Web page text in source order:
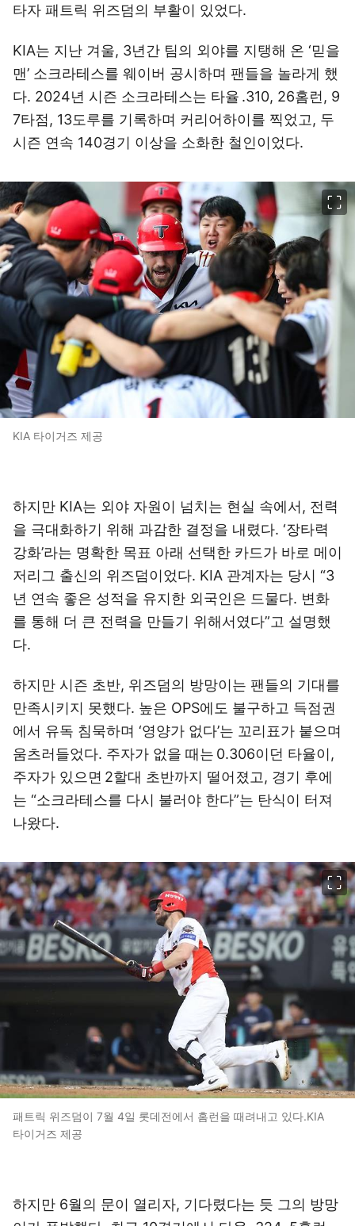
타자 패트릭 위즈덤의 부활이 있었다.
KIA는 지난 겨울, 3년간 팀의 외야를 지탱해 온 ‘믿을
맨’ 소크라테스를 웨이버 공시하며 팬들을 놀라게 했
다. 2024년 시즌 소크라테스는 타율 .310, 26홈런, 9
7타점, 13도루를 기록하며 커리어하이를 찍었고, 두
시즌 연속 140경기 이상을 소화한 철인이었다.
KIA 타이거즈 제공
하지만 KIA는 외야 자원이 넘치는 현실 속에서, 전력
을 극대화하기 위해 과감한 결정을 내렸다. ‘장타력
강화’라는 명확한 목표 아래 선택한 카드가 바로 메이
저리그 출신의 위즈덤이었다. KIA 관계자는 당시 “3
년 연속 좋은 성적을 유지한 외국인은 드물다. 변화
를 통해 더 큰 전력을 만들기 위해서였다”고 설명했
다.
하지만 시즌 초반, 위즈덤의 방망이는 팬들의 기대를
만족시키지 못했다. 높은 OPS에도 불구하고 득점권
에서 유독 침묵하며 ‘영양가 없다’는 꼬리표가 붙으며
움츠러들었다. 주자가 없을 때는 0.306이던 타율이,
주자가 있으면 2할대 초반까지 떨어졌고, 경기 후에
는 “소크라테스를 다시 불러야 한다”는 탄식이 터져
나왔다.
패트릭 위즈덤이 7월 4일 롯데전에서 홈런을 때려내고 있다.KIA
타이거즈 제공
하지만 6월의 문이 열리자, 기다렸다는 듯 그의 방망